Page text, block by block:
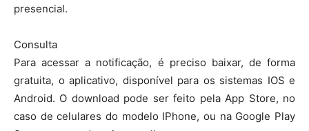
presencial.
Consulta
Para acessar a notificação, é preciso baixar, de forma
gratuita, o aplicativo, disponível para os sistemas IOS e
Android. O download pode ser feito pela App Store, no
caso de celulares do modelo IPhone, ou na Google Play